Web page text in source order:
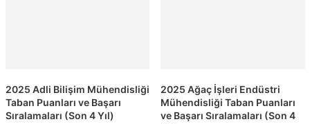
2025 Adli Bilişim Mühendisliği
Taban Puanları ve Başarı
Sıralamaları (Son 4 Yıl)
2025 Ağaç İşleri Endüstri
Mühendisliği Taban Puanları
ve Başarı Sıralamaları (Son 4